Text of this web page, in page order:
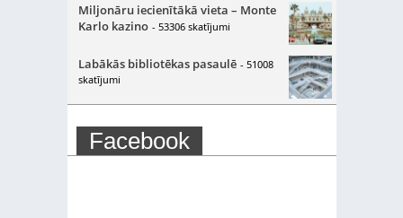
Miljonāru iecienītākā vieta – Monte
Karlo kazino - 53306 skatījumi
Labākās bibliotēkas pasaulē - 51008
skatījumi
Facebook